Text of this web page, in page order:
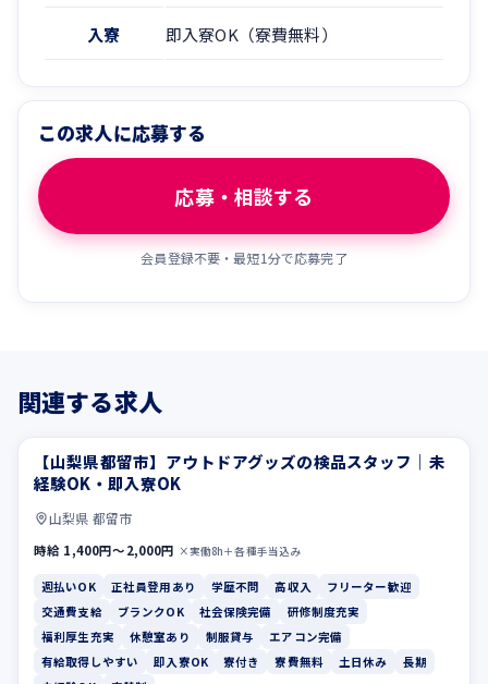
入寮 即入寮OK（寮費無料）
この求人に応募する
応募・相談する
会員登録不要・最短1分で応募完了
関連する求人
週払いOK 正社員登用あり
【山梨県都留市】アウトドアグッズの検品スタッフ｜未
経験OK・即入寮OK
山梨県 都留市
時給 1,400円〜2,000円 ×実働8h＋各種手当込み
週払いOK 正社員登用あり 学歴不問 高収入
フリーター歓迎
交通費支給
ブランクOK 社会保険完備
研修制度充実
福利厚生充実
休憩室あり 制服貸与
エアコン完備
有給取得しやすい
即入寮OK 寮付き 寮費無料 土日休み
長期